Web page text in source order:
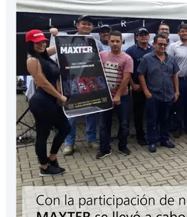
Presentación
3.78Lts
VER PRODUCTO